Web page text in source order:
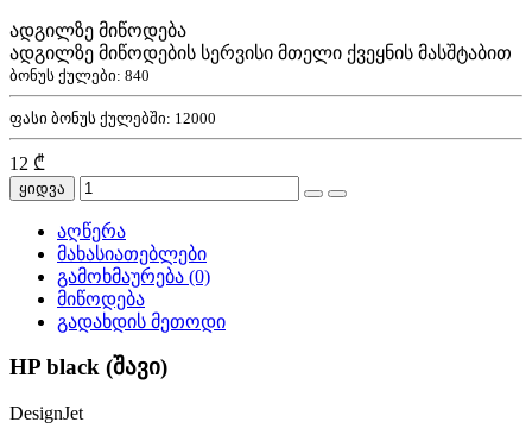
ადგილზე მიწოდება
ადგილზე მიწოდების სერვისი მთელი ქვეყნის მასშტაბით
ბონუს ქულები: 840
ფასი ბონუს ქულებში: 12000
12 ₾
ყიდვა
აღწერა
მახასიათებლები
გამოხმაურება (0)
მიწოდება
გადახდის მეთოდი
HP black (შავი)
DesignJet